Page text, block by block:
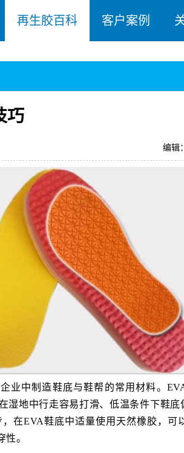
再生胶百科 客户案例
巧
编辑
业中制造鞋底与鞋帮的常用材料。
湿地中行走容易打滑、低温条件下鞋
在EVA鞋底中适量使用天然橡胶，可
。